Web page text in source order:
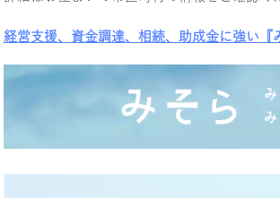
経営支援、資金調達、相続、助成金に強い『